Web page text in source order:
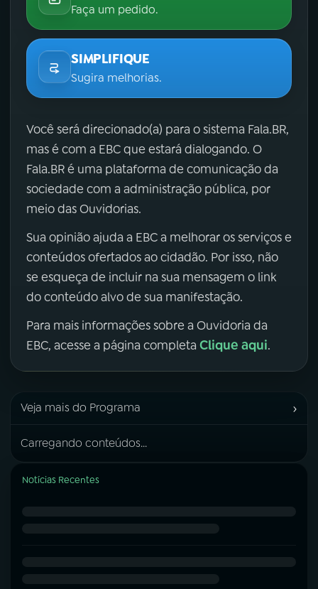
Faça um pedido.
SIMPLIFIQUE
Sugira melhorias.
Você será direcionado(a) para o sistema Fala.BR,
mas é com a EBC que estará dialogando. O
Fala.BR é uma plataforma de comunicação da
sociedade com a administração pública, por
meio das Ouvidorias.
Sua opinião ajuda a EBC a melhorar os serviços e
conteúdos ofertados ao cidadão. Por isso, não
se esqueça de incluir na sua mensagem o link
do conteúdo alvo de sua manifestação.
Para mais informações sobre a Ouvidoria da
EBC, acesse a página completa Clique aqui.
Veja mais do Programa ›
Carregando conteúdos...
Notícias Recentes